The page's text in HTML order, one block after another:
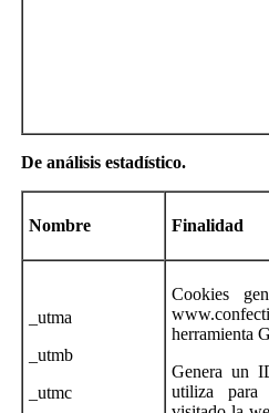
De análisis estadístico.
Nombre Finalidad
_utma
_utmb
_utmc
Cookies
herramienta
Genera un
utiliza para